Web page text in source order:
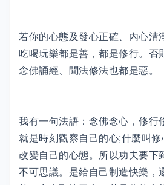
若你的心態及發心正確、內心清
吃喝玩樂都是善，都是修行。否
念佛誦經、聞法修法也都是惡。
我有一句法語：念佛念心，修行
就是時刻觀察自己的心;什麼叫修
改變自己的心態。所以功夫要下
不可思議。是給自己制造快樂，